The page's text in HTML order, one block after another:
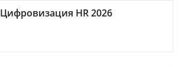
Цифровизация HR 2026